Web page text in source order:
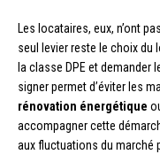
Les locataires, eux, n’ont
seul levier reste le choix du
la classe DPE et demander
signer permet d’éviter les
rénovation énergétique
accompagner cette
aux fluctuations du marché